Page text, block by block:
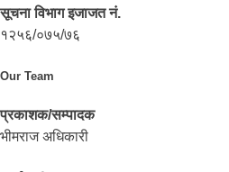
सूचना विभाग इजाजत नं.
१२५६/०७५/७६
Our Team
प्रकाशक/सम्पादक
भीमराज अधिकारी